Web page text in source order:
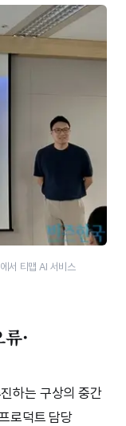
서 티맵 AI 서비스
·
하는 구상의 중간
로덕트 담당